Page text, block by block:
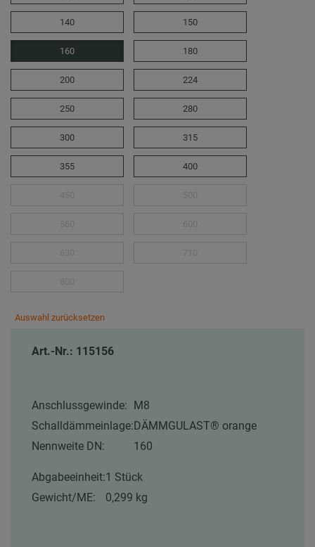
140 150
160 180
200 224
250 280
300 315
355 400
Auswahl zurücksetzen
Art.-Nr.: 115156
Anschlussgewinde:
M8
Schalldämmeinlage: DÄMMGULAST® orange
Nennweite DN:
160
Abgabeeinheit:1 Stück
Gewicht/ME:
0,299 kg